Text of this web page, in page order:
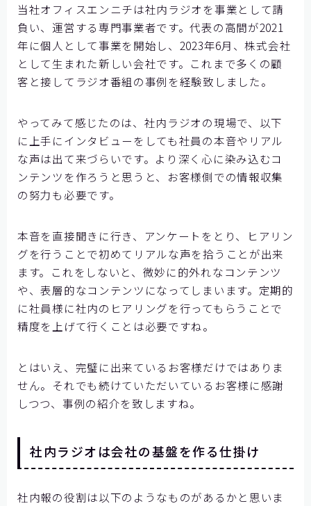
当社オフィスエンニチは社内ラジオを事業として請
負い、運営する専門事業者です。代表の高間が2021
年に個人として事業を開始し、2023年6月、株式会社
として生まれた新しい会社です。これまで多くの顧
客と接してラジオ番組の事例を経験致しました。
やってみて感じたのは、社内ラジオの現場で、以下
に上手にインタビューをしても社員の本音やリアル
な声は出て来づらいです。より深く心に染み込むコ
ンテンツを作ろうと思うと、お客様側での情報収集
の努力も必要です。
本音を直接聞きに行き、アンケートをとり、ヒアリン
グを行うことで初めてリアルな声を拾うことが出来
ます。これをしないと、微妙に的外れなコンテンツ
や、表層的なコンテンツになってしまいます。定期的
に社員様に社内のヒアリングを行ってもらうことで
精度を上げて行くことは必要ですね。
とはいえ、完璧に出来ているお客様だけではありま
せん。それでも続けていただいているお客様に感謝
しつつ、事例の紹介を致しますね。
社内ラジオは会社の基盤を作る仕掛け
社内報の役割は以下のようなものがあるかと思いま